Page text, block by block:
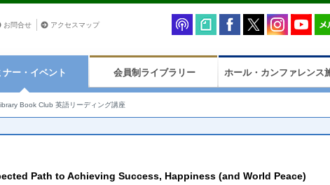
お問合せ アクセスマップ
ナー・イベント 会員制ライブラリー ホール・カンファレンス
Book Club 英語リーディング講座
Path to Achieving Success, Happiness (and World Peace)